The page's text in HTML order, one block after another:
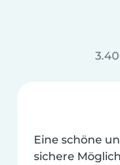
Eine schöne
sichere